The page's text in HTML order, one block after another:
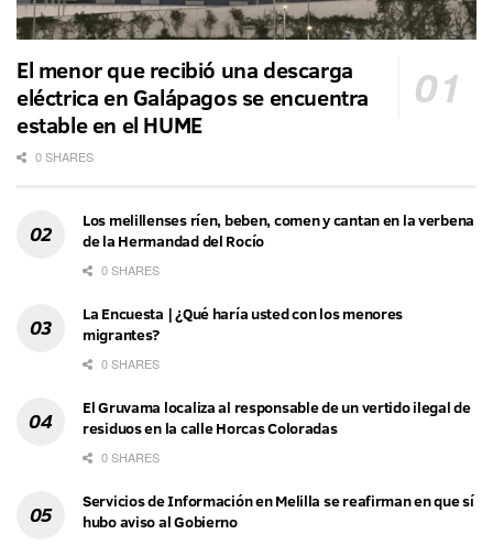
El menor que recibió una descarga
eléctrica en Galápagos se encuentra
estable en el HUME
0 SHARES
Los melillenses ríen, beben, comen y cantan en la verbena
de la Hermandad del Rocío
0 SHARES
La Encuesta | ¿Qué haría usted con los menores
migrantes?
0 SHARES
El Gruvama localiza al responsable de un vertido ilegal de
residuos en la calle Horcas Coloradas
0 SHARES
Servicios de Información en Melilla se reafirman en que sí
hubo aviso al Gobierno